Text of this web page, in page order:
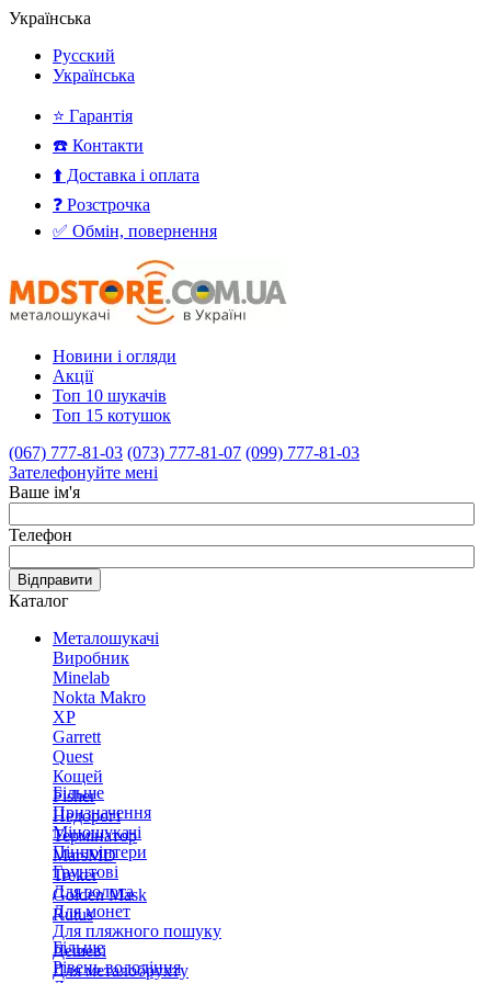
Українська
Русский
Українська
⭐ Гарантія
☎️ Контакти
⬆️ Доставка і оплата
❓ Розстрочка
✅ Обмін, повернення
Новини і огляди
Акції
Топ 10 шукачів
Топ 15 котушок
(067) 777-81-03 (073) 777-81-07 (099) 777-81-03
Зателефонуйте мені
Ваше ім'я
Телефон
Відправити
Каталог
Металошукачі
Виробник
Minelab
Nokta Makro
XP
Garrett
Quest
Кощей
Fisher
Недорогі
Термінатор
MarsMD
Treker
Golden Mask
Rutus
Більше
Призначення
Міношукачі
Пінпоінтери
Грунтові
Для золота
Для монет
Для пляжного пошуку
Дешеві
Для металобрухту
Більше
Рівень володіння